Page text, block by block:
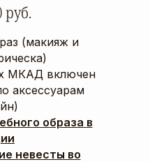
руб.
(макияж и
МКАД включен
аксессуарам
образа в
невесты во